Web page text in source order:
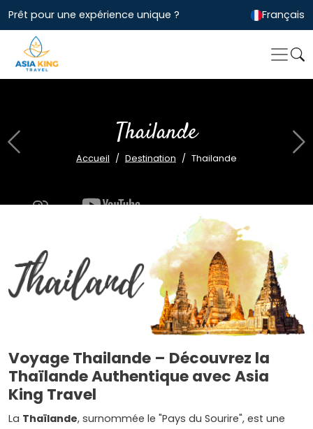
Prêt pour une expérience unique ? Français
Thailande
Accueil Destination Thailande
Previous
Voyage Thailande – Découvrez la
Thaïlande Authentique avec Asia
King Travel
La Thaïlande, surnommée le "Pays du Sourire", est une